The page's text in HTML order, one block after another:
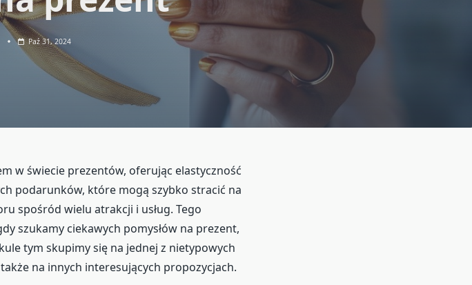
Paź 31, 2024
w świecie prezentów, oferując elastyczność
podarunków, które mogą szybko stracić na
spośród wielu atrakcji i usług. Tego
szukamy ciekawych pomysłów na prezent,
tym skupimy się na jednej z nietypowych
na innych interesujących propozycjach.